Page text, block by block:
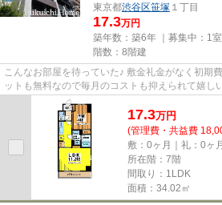
東京都渋谷区笹塚 １丁目
17.3万円
築年数：築6年 ｜募集中： 1室
階数：8階建
こんなお部屋を待っていた♪ 敷金礼金がなく初期
ットも無料なので毎月のコストも抑えられて嬉し
ないのでストレスフリーな帰り...
17.3万円
(管理費・共益費
敷：0ヶ月｜礼：0ヶ
所在階：7階
間取り：1LDK
面積：34.02㎡